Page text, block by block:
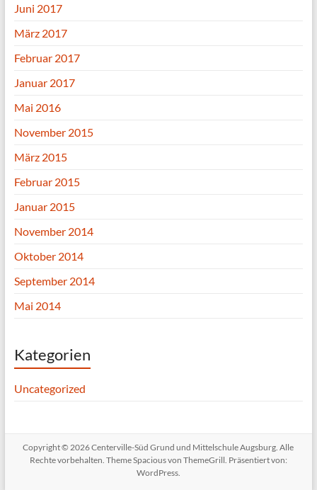
Juni 2017
März 2017
Februar 2017
Januar 2017
Mai 2016
November 2015
März 2015
Februar 2015
Januar 2015
November 2014
Oktober 2014
September 2014
Mai 2014
Kategorien
Uncategorized
Copyright © 2026Centerville-Süd Grund und Mittelschule Augsburg . Alle
Rechte vorbehalten. ThemeSpaciousvon ThemeGrill. Präsentiert von:
WordPress.